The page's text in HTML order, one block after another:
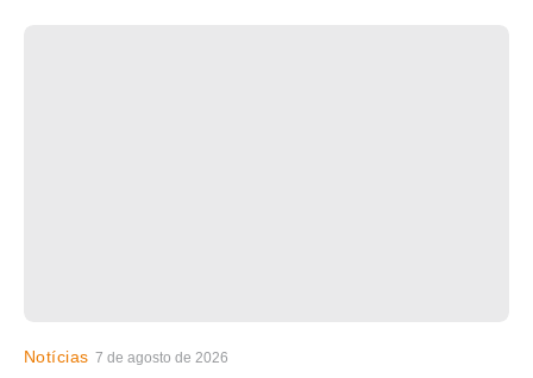
Notícias 7 de agosto de 2026